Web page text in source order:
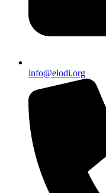
info@elodi.org